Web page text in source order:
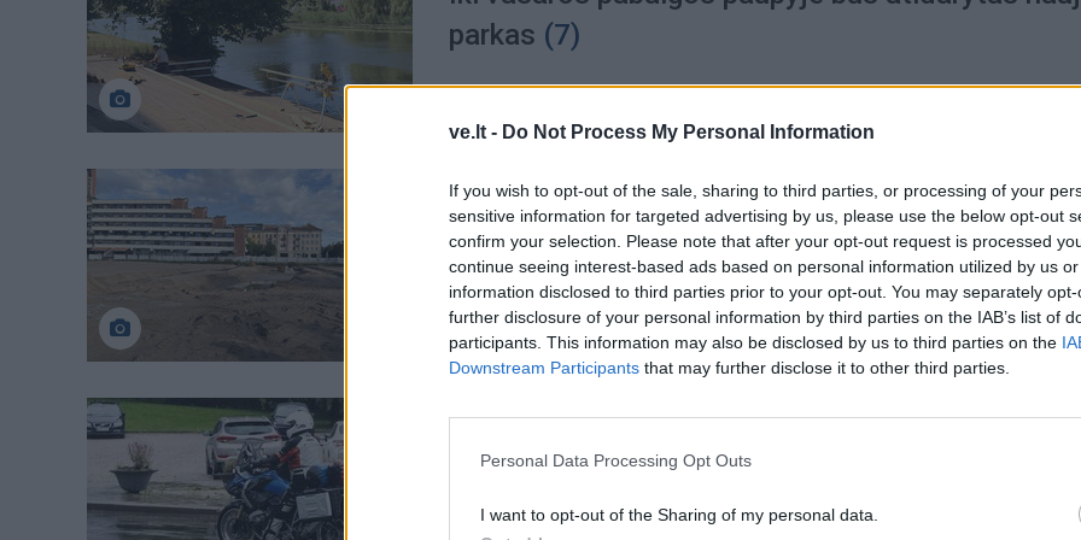
ve.lt - Do Not Process My Personal Information
If you wish to opt-out of the sale, sharing to third parties, or processing of your
sensitive information for targeted advertising by us, please use the below opt-out
confirm your selection. Please note that after your opt-out request is processed
continue seeing interest-based ads based on personal information utilized by us
information disclosed to third parties prior to your opt-out. You may separately
further disclosure of your personal information by third parties on the IAB’s list of
participants. This information may also be disclosed by us to third parties on the
Downstream Participants that may further disclose it to other third parties.
Personal Data Processing Opt Outs
I want to opt-out of the Sharing of my personal data.
parkas (7)
Klaipėda 2026-08-
Paaiškėjo, kas už 6 mln. eurų tvarkys Atgimimo
aikštę (6)
Klaipėda 2026-08-
Triukšmas gatvėse neliko nepastebėtas: